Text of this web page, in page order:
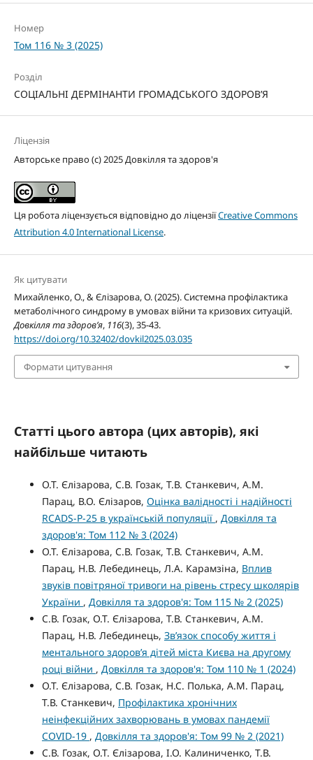
Номер
Том 116 № 3 (2025)
Розділ
СОЦІАЛЬНІ ДЕРМІНАНТИ ГРОМАДСЬКОГО ЗДОРОВ’Я
Ліцензія
Авторське право (c) 2025 Довкілля та здоров'я
Ця робота ліцензується відповідно до ліцензіїCreative Commons
Attribution 4.0 International License.
Як цитувати
Михайленко, О., & Єлізарова, О. (2025). Системна профілактика
метаболічного синдрому в умовах війни та кризових ситуацій.
Довкілля та здоров’я, 116(3), 35-43.
https://doi.org/10.32402/dovkil2025.03.035
Формати цитування
Статті цього автора (цих авторів), які
найбільше читають
О.Т. Єлізарова, С.В. Гозак, Т.В. Станкевич, А.М.
Парац, В.О. Єлізаров, Оцінка валідності і надійності
RCADS-P-25 в українській популяції , Довкілля та
здоров'я: Том 112 № 3 (2024)
О.Т. Єлізарова, С.В. Гозак, Т.В. Станкевич, А.М.
Парац, Н.В. Лебединець, Л.А. Карамзіна, Вплив
звуків повітряної тривоги на рівень стресу школярів
України , Довкілля та здоров'я: Том 115 № 2 (2025)
С.В. Гозак, О.Т. Єлізарова, Т.В. Станкевич, А.М.
Парац, Н.В. Лебединець, Зв’язок способу життя і
ментального здоров’я дітей міста Києва на другому
році війни , Довкілля та здоров'я: Том 110 № 1 (2024)
О.Т. Єлізарова, С.В. Гозак, Н.С. Полька, А.М. Парац,
Т.В. Станкевич, Профілактика хронічних
неінфекційних захворювань в умовах пандемії
COVID-19 , Довкілля та здоров'я: Том 99 № 2 (2021)
С.В. Гозак, О.Т. Єлізарова, І.О. Калиниченко, Т.В.